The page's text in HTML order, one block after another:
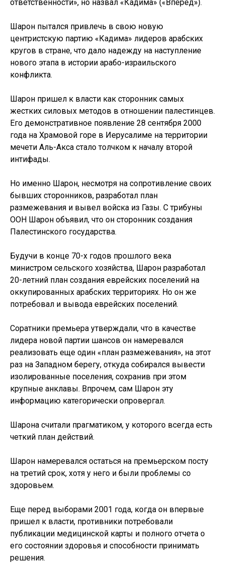
ответственности», но назвал «Кадима» («Вперед»).
Шарон пытался привлечь в свою новую
центристскую партию «Кадима» лидеров арабских
кругов в стране, что дало надежду на наступление
нового этапа в истории арабо-израильского
конфликта.
Шарон пришел к власти как сторонник самых
жестких силовых методов в отношении палестинцев.
Его демонстративное появление 28 сентября 2000
года на Храмовой горе в Иерусалиме на территории
мечети Аль-Акса стало толчком к началу второй
интифады.
Но именно Шарон, несмотря на сопротивление своих
бывших сторонников, разработал план
размежевания и вывел войска из Газы. С трибуны
ООН Шарон объявил, что он сторонник создания
Палестинского государства.
Будучи в конце 70-х годов прошлого века
министром сельского хозяйства, Шарон разработал
20-летний план создания еврейских поселений на
оккупированных арабских территориях. Но он же
потребовал и вывода еврейских поселений.
Соратники премьера утверждали, что в качестве
лидера новой партии шансов он намеревался
реализовать еще один «план размежевания», на этот
раз на Западном берегу, откуда собирался вывести
изолированные поселения, сохранив при этом
крупные анклавы. Впрочем, сам Шарон эту
информацию категорически опровергал.
Шарона считали прагматиком, у которого всегда есть
четкий план действий.
Шарон намеревался остаться на премьерском посту
на третий срок, хотя у него и были проблемы со
здоровьем.
Еще перед выборами 2001 года, когда он впервые
пришел к власти, противники потребовали
публикации медицинской карты и полного отчета о
его состоянии здоровья и способности принимать
решения.